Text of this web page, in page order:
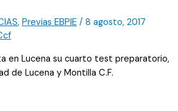
, Previas EBPIE / 8 agosto, 2017
en Lucena su cuarto test preparatorio,
de Lucena y Montilla C.F.